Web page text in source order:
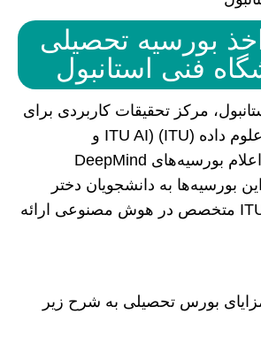
بورسیه تحصیلی
فنی استانبول
مرکز تحقیقات کاربردی برای
هوش مصنوعی و علوم داده (ITU) (ITU AI و
DeepMind) برای اعلام بورسیه‌های DeepMind
بورسیه‌ها به دانشجویان دختر
فارغ التحصیل در ITU متخصص در هوش مصنوعی ارائه
مزایای بورس تحصیلی به شرح زیر